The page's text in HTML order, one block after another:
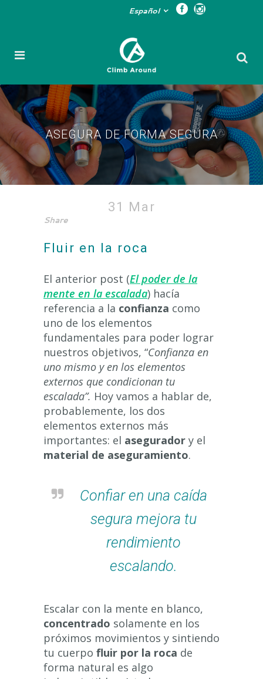
Español
ASEGURA DE FORMA SEGURA
31 Mar
Asegura de forma segura
Share
Fluir en la roca
El anterior post (El poder de la
mente en la escalada) hacía
referencia a la confianza como
uno de los elementos
fundamentales para poder lograr
nuestros objetivos, “Confianza en
uno mismo y en los elementos
externos que condicionan tu
escalada”. Hoy vamos a hablar de,
probablemente, los dos
elementos externos más
importantes: el asegurador y el
material de aseguramiento.
Confiar en una caída
segura mejora tu
rendimiento
escalando.
Escalar con la mente en blanco,
concentrado solamente en los
próximos movimientos y sintiendo
tu cuerpo fluir por la roca de
forma natural es algo